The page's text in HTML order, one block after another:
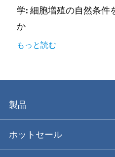
学: 細胞増殖の自然条件
か
もっと読む
製品
ホットセール